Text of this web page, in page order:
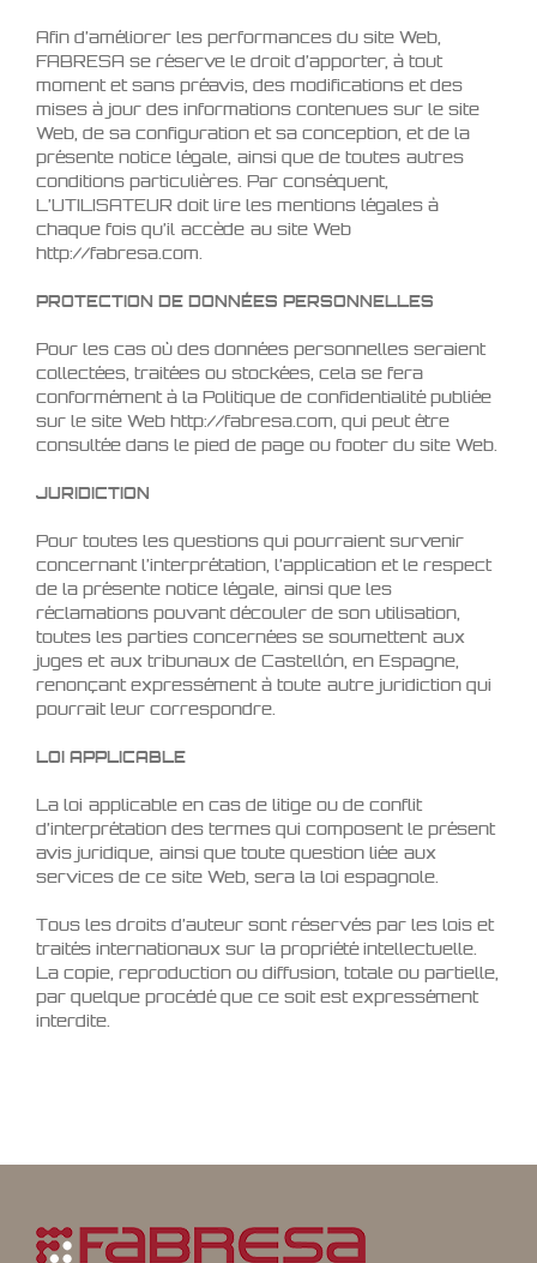
Afin d’améliorer les performances du site Web,
FABRESA se réserve le droit d’apporter, à tout
moment et sans préavis, des modifications et des
mises à jour des informations contenues sur le site
Web, de sa configuration et sa conception, et de la
présente notice légale, ainsi que de toutes autres
conditions particulières. Par conséquent,
L’UTILISATEUR doit lire les mentions légales à
chaque fois qu’il accède au site Web
http://fabresa.com.
PROTECTION DE DONNÉES PERSONNELLES
Pour les cas où des données personnelles seraient
collectées, traitées ou stockées, cela se fera
conformément à la Politique de confidentialité publiée
sur le site Web http://fabresa.com, qui peut être
consultée dans le pied de page ou footer du site Web.
JURIDICTION
Pour toutes les questions qui pourraient survenir
concernant l’interprétation, l’application et le respect
de la présente notice légale, ainsi que les
réclamations pouvant découler de son utilisation,
toutes les parties concernées se soumettent aux
juges et aux tribunaux de Castellón, en Espagne,
renonçant expressément à toute autre juridiction qui
pourrait leur correspondre.
LOI APPLICABLE
La loi applicable en cas de litige ou de conflit
d’interprétation des termes qui composent le présent
avis juridique, ainsi que toute question liée aux
services de ce site Web, sera la loi espagnole.
Tous les droits d’auteur sont réservés par les lois et
traités internationaux sur la propriété intellectuelle.
La copie, reproduction ou diffusion, totale ou partielle,
par quelque procédé que ce soit est expressément
interdite.